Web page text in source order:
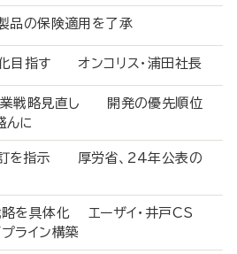
製品の保険適用を了承
目指す オンコリス・浦田社長
業戦略見直し 開発の優先順位
んに
訂を指示 厚労省、24年公表の
略を具体化 エーザイ・井戸CS
ライン構築